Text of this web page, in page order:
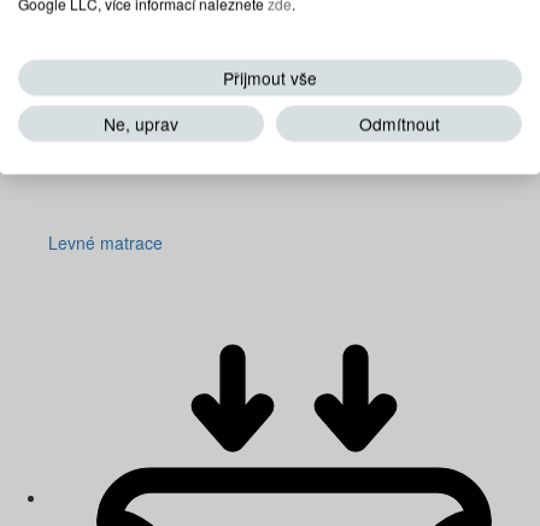
Levné matrace
Přijmout vše
Ne, uprav
Odmítnout